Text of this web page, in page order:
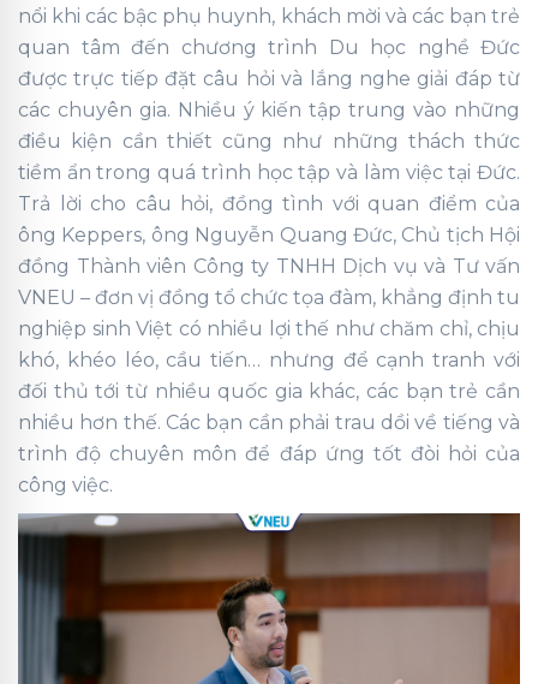
nổi khi các bậc phụ huynh, khách mời và các bạn trẻ
quan tâm đến chương trình Du học nghề Đức
được trực tiếp đặt câu hỏi và lắng nghe giải đáp từ
các chuyên gia. Nhiều ý kiến tập trung vào những
điều kiện cần thiết cũng như những thách thức
tiềm ẩn trong quá trình học tập và làm việc tại Đức.
Trả lời cho câu hỏi, đồng tình với quan điểm của
ông Keppers, ông Nguyễn Quang Đức, Chủ tịch Hội
đồng Thành viên Công ty TNHH Dịch vụ và Tư vấn
VNEU – đơn vị đồng tổ chức tọa đàm, khẳng định tu
nghiệp sinh Việt có nhiều lợi thế như chăm chỉ, chịu
khó, khéo léo, cầu tiến… nhưng để cạnh tranh với
đối thủ tới từ nhiều quốc gia khác, các bạn trẻ cần
nhiều hơn thế. Các bạn cần phải trau dồi về tiếng và
trình độ chuyên môn để đáp ứng tốt đòi hỏi của
công việc.